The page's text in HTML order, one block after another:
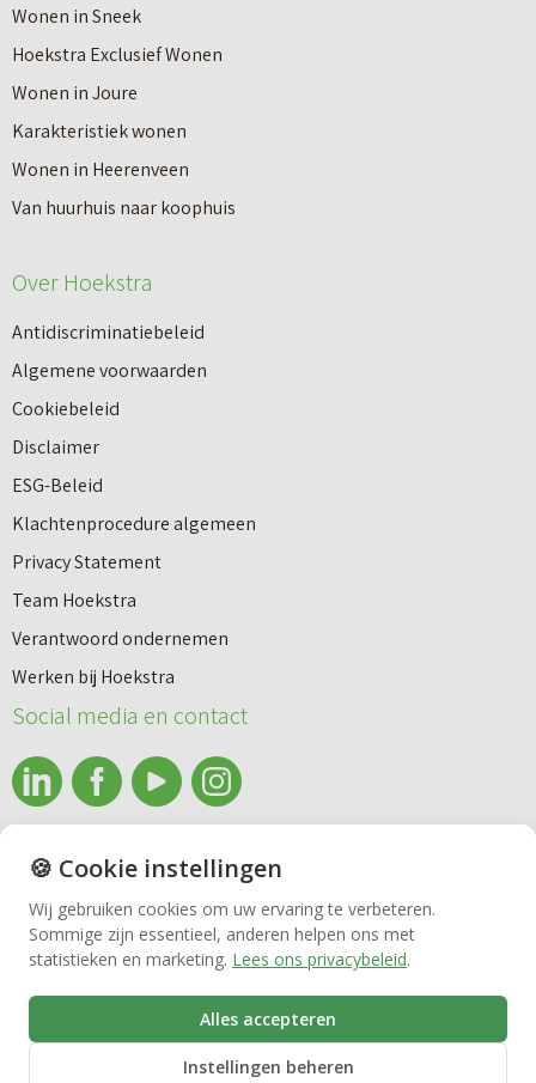
Nieuwbouw
Huren
Bedrijfsmakelaardij
Vastgoedbeheer
VvE beheer
8
s
t
a
p
p
n
n
a
a
r
e
e
n
n
i
e
u
o
w
e
r
V
a
n
n
e
u
Wonen in Sneek
Hoekstra Exclusief Wonen
Wonen in Joure
Karakteristiek wonen
Wonen in Heerenveen
Van huurhuis naar koophuis
Over Hoekstra
Antidiscriminatiebeleid
Algemene voorwaarden
Cookiebeleid
Disclaimer
ESG-Beleid
Klachtenprocedure algemeen
Privacy Statement
Team Hoekstra
Verantwoord ondernemen
Werken bij Hoekstra
Social media en contact
info@makelaardijhoekstra.nl
Alle contactgegevens
Bekijk de laatste nieuwsbrief van Makelaardij Hoekstra
Inschrijven nieuwsbrief Makelaardij Hoekstra
🍪 Cookie instellingen
Wij gebruiken cookies om uw ervaring te verbeteren.
Sommige zijn essentieel, anderen helpen ons met
statistieken en marketing. Lees ons privacybeleid.
Alles accepteren
Instellingen beheren